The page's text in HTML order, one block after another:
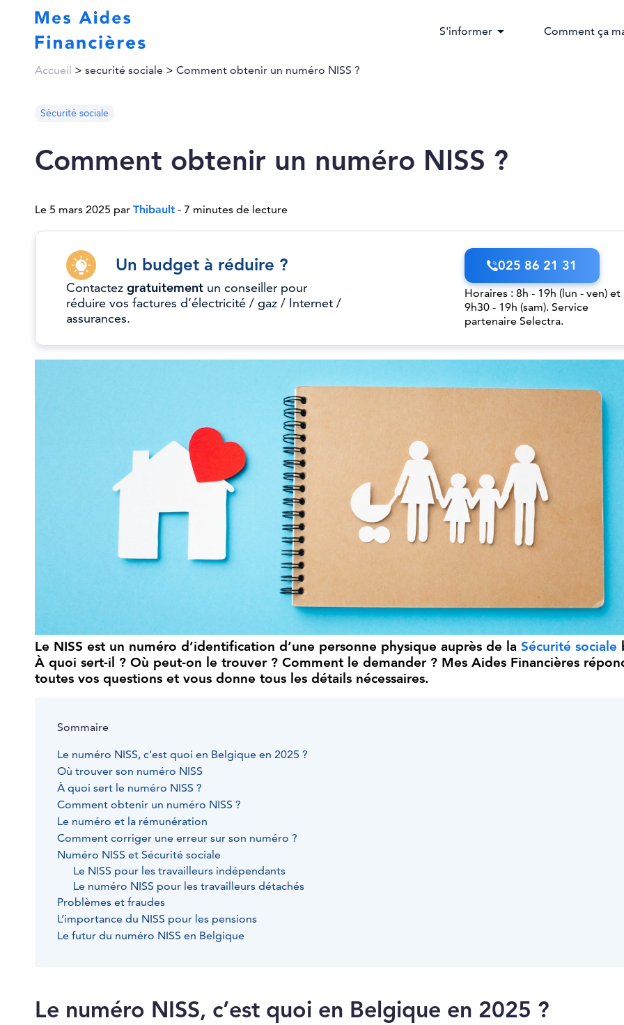
S'informer arrow_drop_down Comment ça
Accueil > securité sociale > Comment obtenir un numéro NISS ?
Sécurité sociale
Comment obtenir un numéro NISS ?
Le 5 mars 2025 par Thibault - 7 minutes de lecture
Un budget à réduire ?
Contactez gratuitement un conseiller pour
réduire vos factures d’électricité / gaz / Internet /
assurances.
025 86 21 31
Horaires : 8h - 19h (lun - ven) et
9h30 - 19h (sam). Service
partenaire Selectra.
Le NISS est un numéro d’identification d’une personne physique auprès de la Sécurité sociale
À quoi sert-il ? Où peut-on le trouver ? Comment le demander ? Mes Aides Financières
toutes vos questions et vous donne tous les détails nécessaires.
Sommaire
Le numéro NISS, c’est quoi en Belgique en 2025 ?
Où trouver son numéro NISS
À quoi sert le numéro NISS ?
Comment obtenir un numéro NISS ?
Le numéro et la rémunération
Comment corriger une erreur sur son numéro ?
Numéro NISS et Sécurité sociale
Le NISS pour les travailleurs indépendants
Le numéro NISS pour les travailleurs détachés
Problèmes et fraudes
L’importance du NISS pour les pensions
Le futur du numéro NISS en Belgique
Le numéro NISS, c’est quoi en Belgique en 2025 ?